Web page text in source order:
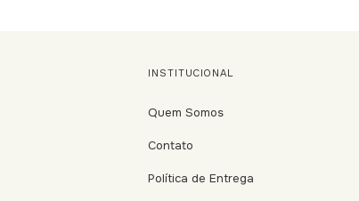
INSTITUCIONAL
Quem Somos
Contato
Política de Entrega